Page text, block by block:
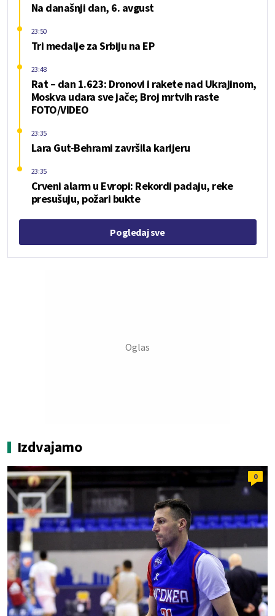
Na današnji dan, 6. avgust
Tri medalje za Srbiju na EP
23:50
Rat – dan 1.623: Dronovi i rakete nad Ukrajinom,
Moskva udara sve jače; Broj mrtvih raste
FOTO/VIDEO
23:48
Lara Gut-Behrami završila karijeru
23:35
Crveni alarm u Evropi: Rekordi padaju, reke
presušuju, požari bukte
23:35
Pogledaj sve
Izdvajamo
0